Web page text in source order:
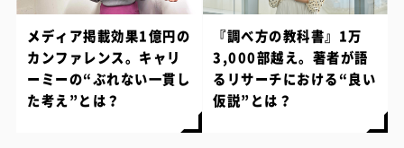
メディア掲載効果1億円の
カンファレンス。キャリ
ーミーの“ぶれない一貫し
た考え”とは？
『調べ方の教科書』1万
3,000部越え。著者が語
るリサーチにおける“良い
仮説”とは？